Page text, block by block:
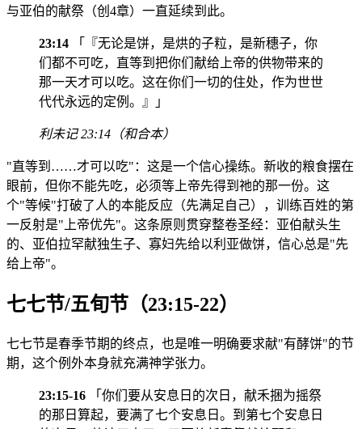
与亚伯的献祭（创4章）一直延续到此。
23:14 「『无论是饼，是烘的子粒，是新穗子，你
们都不可吃，直等到把你们献给上帝的供物带来的
那一天才可以吃。这在你们一切的住处，作为世世
代代永远的定例。』」
利未记 23:14（和合本）
"直等到……才可以吃"：这是一个信心操练。新收的粮食摆在
眼前，但你不能先吃，必须等上帝先得到祂的那一份。这
个"等候"打破了人的本能反应（先满足自己），训练百姓的第
一反射是"上帝优先"。这条原则贯穿整卷圣经：亚伯献头生
的、亚伯拉罕献独生子、寡妇先给以利亚做饼，信心总是"先
给上帝"。
七七节/五旬节（23:15-22）
七七节是春季节期的终点，也是唯一明确要求献"有酵饼"的节
期，这个例外本身就充满神学张力。
23:15-16 「你们要从安息日的次日，献禾捆为摇祭
的那日算起，要满了七个安息日。到第七个安息日